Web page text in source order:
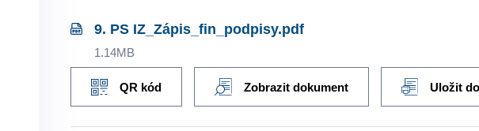
9. PS IZ_Zápis_fin_podpisy.pdf
1.14MB
QR kód Zobrazit dokument Uložit